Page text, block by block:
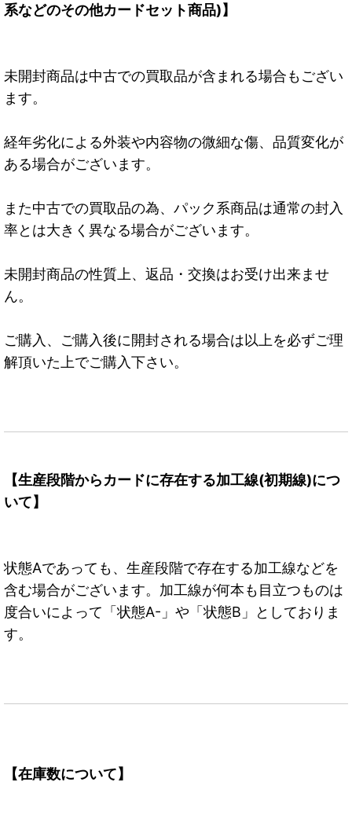
系などのその他カードセット商品)】
未開封商品は中古での買取品が含まれる場合もござい
ます。
経年劣化による外装や内容物の微細な傷、品質変化が
ある場合がございます。
また中古での買取品の為、パック系商品は通常の封入
率とは大きく異なる場合がございます。
未開封商品の性質上、返品・交換はお受け出来ませ
ん。
ご購入、ご購入後に開封される場合は以上を必ずご理
解頂いた上でご購入下さい。
【生産段階からカードに存在する加工線(初期線)につ
いて】
状態Aであっても、生産段階で存在する加工線などを
含む場合がございます。加工線が何本も目立つものは
度合いによって「状態A-」や「状態B」としておりま
す。
【在庫数について】